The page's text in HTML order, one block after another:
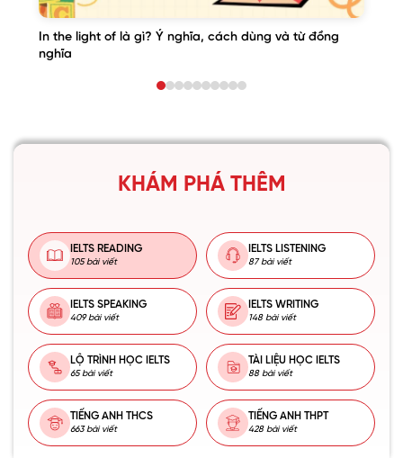
In the light of là gì? Ý nghĩa, cách dùng và từ đồng
nghĩa
KHÁM PHÁ THÊM
IELTS READING
105 bài viết
IELTS LISTENING
87 bài viết
IELTS SPEAKING
409 bài viết
IELTS WRITING
148 bài viết
LỘ TRÌNH HỌC IELTS
65 bài viết
TÀI LIỆU HỌC IELTS
88 bài viết
TIẾNG ANH THCS
663 bài viết
TIẾNG ANH THPT
428 bài viết